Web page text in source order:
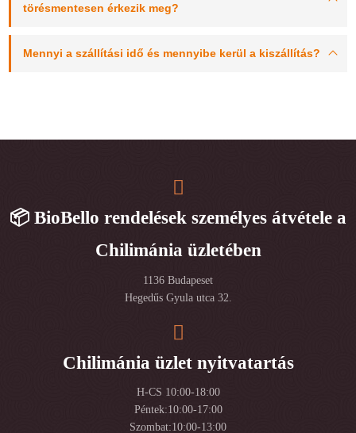
törésmentesen érkezik meg?
Mennyi a szállítási idő és mennyibe kerül a kiszállítás?
📦 BioBello rendelések személyes átvétele a
Chilimánia üzletében
1136 Budapeset
Hegedűs Gyula utca 32.
Chilimánia üzlet nyitvatartás
H-CS 10:00-18:00
Péntek:10:00-17:00
Szombat:10:00-13:00